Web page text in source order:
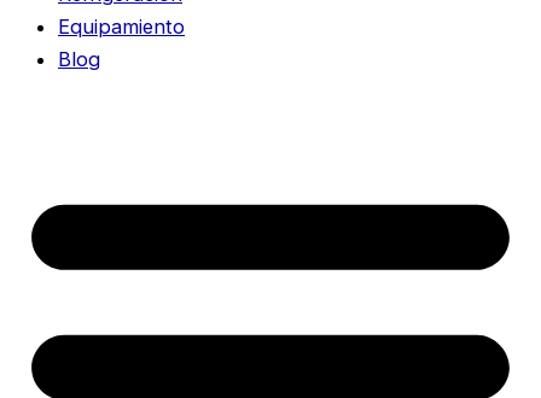
Equipamiento
Blog